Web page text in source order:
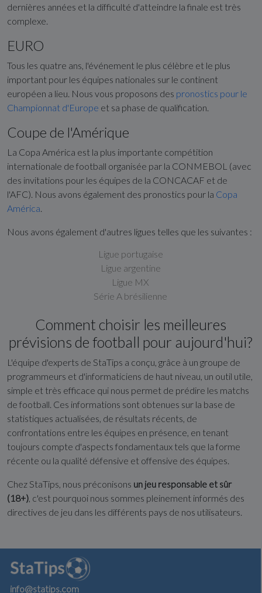
dernières années et la difficulté d'atteindre la finale est très
complexe.
EURO
Tous les quatre ans, l'événement le plus célèbre et le plus
important pour les équipes nationales sur le continent
européen a lieu. Nous vous proposons des pronostics pour le
Championnat d'Europe et sa phase de qualification.
Coupe de l'Amérique
La Copa América est la plus importante compétition
internationale de football organisée par la CONMEBOL (avec
des invitations pour les équipes de la CONCACAF et de
l'AFC). Nous avons également des pronostics pour la Copa
América
Nous avons également d'autres ligues telles que les suivantes :
Ligue portugaise
Ligue argentine
Ligue MX
Série A brésilienne
Comment choisir les meilleures
prévisions de football pour aujourd'hui?
L'équipe d'experts de StaTips a conçu, grâce à un groupe de
programmeurs et d'informaticiens de haut niveau, un outil utile,
simple et très efficace qui nous permet de prédire les matchs
de football. Ces informations sont obtenues sur la base de
statistiques actualisées, de résultats récents, de
confrontations entre les équipes en présence, en tenant
toujours compte d'aspects fondamentaux tels que la forme
récente ou la qualité défensive et offensive des équipes.
Chez StaTips, nous préconisons un jeu responsable et sûr
(18+) , c'est pourquoi nous sommes pleinement informés des
directives de jeu dans les différents pays de nos utilisateurs.
info@statips.com